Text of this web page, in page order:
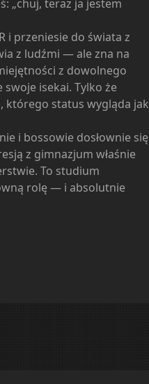
„chuj, teraz ja jestem
i przeniesie do świata z
z ludźmi — ale zna na
z dowolnego
swoje isekai. Tylko że
którego status wygląda jak
i bossowie dosłownie się
z gimnazjum właśnie
To studium
rolę — i absolutnie